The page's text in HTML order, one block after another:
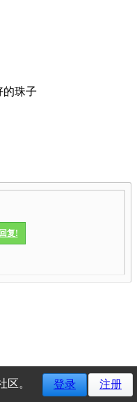
区。 登录 注册
的珠子
复!